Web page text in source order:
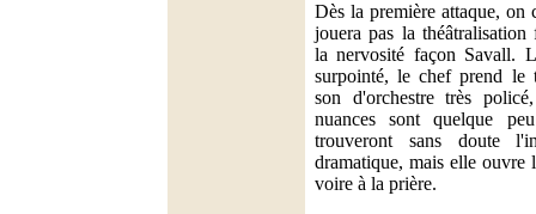
Dès la première attaque, on
jouera pas la
la nervosité façon Savall.
surpointé, le chef prend le
son d'orchestre très
nuances sont quelque
trouveront sans doute
dramatique, mais elle ouvre
voire à la prière.